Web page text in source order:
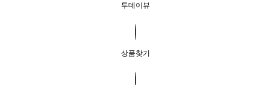
투데이뷰
상품찾기